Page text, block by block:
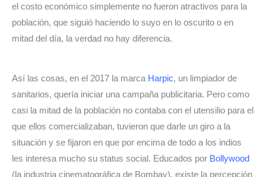
el costo económico simplemente no fueron atractivos para la
población, que siguió haciendo lo suyo en lo oscurito o en
mitad del día, la verdad no hay diferencia.
Así las cosas, en el 2017 la marca Harpic, un limpiador de
sanitarios, quería iniciar una campaña publicitaria. Pero como
casi la mitad de la población no contaba con el utensilio para el
que ellos comercializaban, tuvieron que darle un giro a la
situación y se fijaron en que por encima de todo a los indios
les interesa mucho su status social. Educados por Bollywood
(la industria cinematográfica de Bombay), existe la percepción